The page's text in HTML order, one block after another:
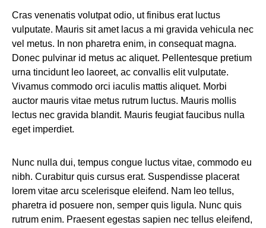
Cras venenatis volutpat odio, ut finibus erat luctus
vulputate. Mauris sit amet lacus a mi gravida vehicula nec
vel metus. In non pharetra enim, in consequat magna.
Donec pulvinar id metus ac aliquet. Pellentesque pretium
urna tincidunt leo laoreet, ac convallis elit vulputate.
Vivamus commodo orci iaculis mattis aliquet. Morbi
auctor mauris vitae metus rutrum luctus. Mauris mollis
lectus nec gravida blandit. Mauris feugiat faucibus nulla
eget imperdiet.
Nunc nulla dui, tempus congue luctus vitae, commodo eu
nibh. Curabitur quis cursus erat. Suspendisse placerat
lorem vitae arcu scelerisque eleifend. Nam leo tellus,
pharetra id posuere non, semper quis ligula. Nunc quis
rutrum enim. Praesent egestas sapien nec tellus eleifend,